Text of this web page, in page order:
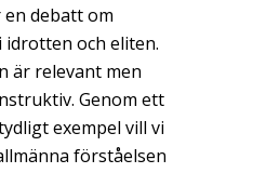
debatt om
idrotten och eliten.
är relevant men
Genom ett
exempel vill vi
förståelsen